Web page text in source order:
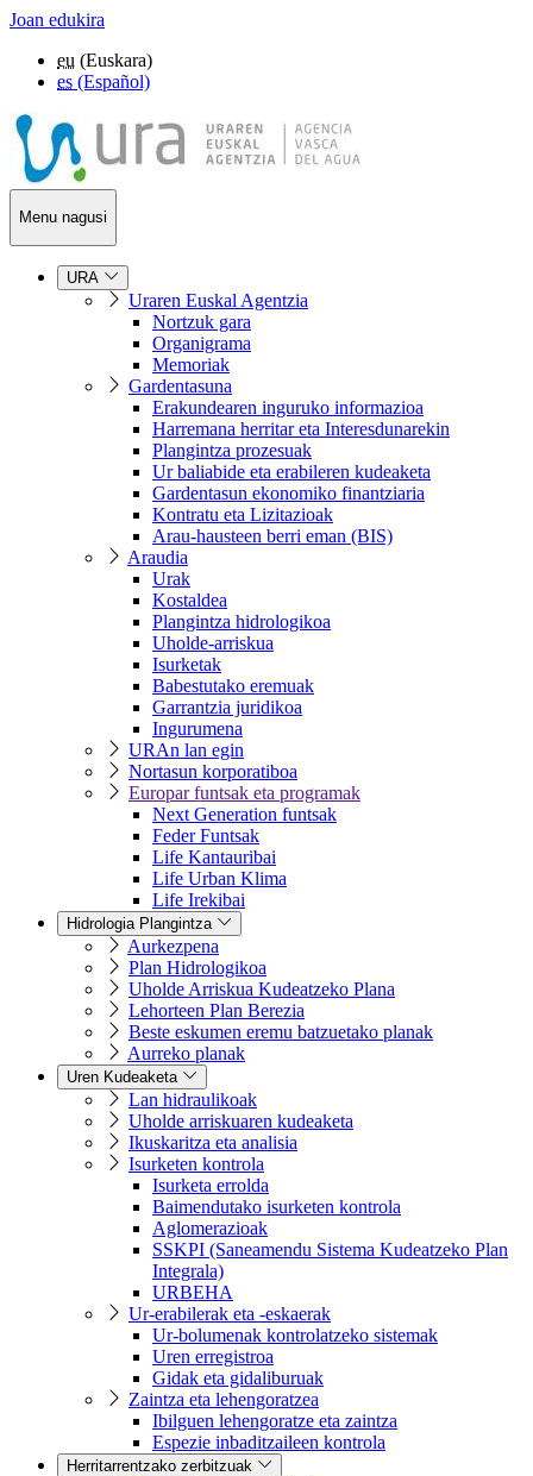
Joan edukira
eu (Euskara)
es (Español)
Menu nagusi
URA
Uraren Euskal Agentzia
Nortzuk gara
Organigrama
Memoriak
Gardentasuna
Erakundearen inguruko informazioa
Harremana herritar eta Interesdunarekin
Plangintza prozesuak
Ur baliabide eta erabileren kudeaketa
Gardentasun ekonomiko finantziaria
Kontratu eta Lizitazioak
Arau-hausteen berri eman (BIS)
Araudia
Urak
Kostaldea
Plangintza hidrologikoa
Uholde-arriskua
Isurketak
Babestutako eremuak
Garrantzia juridikoa
Ingurumena
URAn lan egin
Nortasun korporatiboa
Europar funtsak eta programak
Next Generation funtsak
Feder Funtsak
Life Kantauribai
Life Urban Klima
Life Irekibai
Hidrologia Plangintza
Aurkezpena
Plan Hidrologikoa
Uholde Arriskua Kudeatzeko Plana
Lehorteen Plan Berezia
Beste eskumen eremu batzuetako planak
Aurreko planak
Uren Kudeaketa
Lan hidraulikoak
Uholde arriskuaren kudeaketa
Ikuskaritza eta analisia
Isurketen kontrola
Isurketa errolda
Baimendutako isurketen kontrola
Aglomerazioak
SSKPI (Saneamendu Sistema Kudeatzeko Plan
Integrala)
URBEHA
Ur-erabilerak eta -eskaerak
Ur-bolumenak kontrolatzeko sistemak
Uren erregistroa
Gidak eta gidaliburuak
Zaintza eta lehengoratzea
Ibilguen lehengoratze eta zaintza
Espezie inbaditzaileen kontrola
Herritarrentzako zerbitzuak